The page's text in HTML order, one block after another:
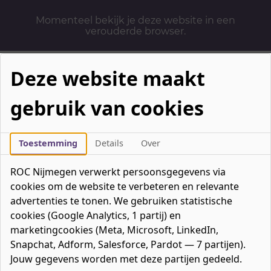
Momenteel bekijk je deze website in een
verouderde browser.
Mbo-opleidingen
Werken & Leren
Mavo / havo / vwo
Contact
Over ons
Bedrijven
Favorieten0favorieten
Mijn ROC
Zoeken
Deze website maakt
gebruik van cookies
Toestemming Details Over
ROC Nijmegen verwerkt persoonsgegevens via
cookies om de website te verbeteren en relevante
advertenties te tonen. We gebruiken statistische
cookies (Google Analytics, 1 partij) en
marketingcookies (Meta, Microsoft, LinkedIn,
Snapchat, Adform, Salesforce, Pardot — 7 partijen).
Jouw gegevens worden met deze partijen gedeeld.